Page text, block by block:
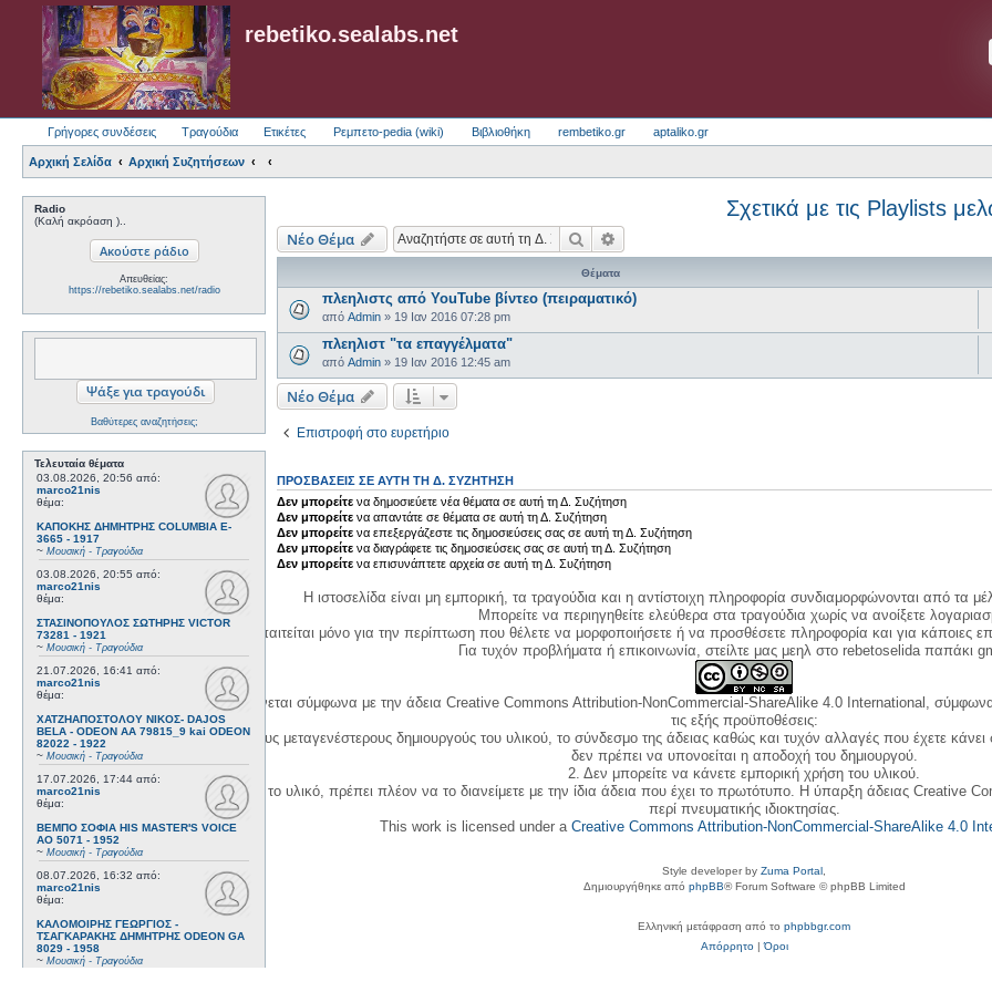
rebetiko.sealabs.net
Γρήγορες συνδέσεις Τραγούδια Ετικέτες Ρεμπετο-pedia (wiki) Βιβλιοθήκη rembetiko.gr aptaliko.gr
Αρχική Σελίδα Αρχική Συζητήσεων
Radio
(Καλή ακρόαση )..
Απευθείας:
https://rebetiko.sealabs.net/radio
Βαθύτερες αναζητήσεις;
Τελευταία θέματα
03.08.2026, 20:56 από:
marco21nis
θέμα:
ΚΑΠΟΚΗΣ ΔΗΜΗΤΡΗΣ COLUMBIA E-
3665 - 1917
~ Μουσική - Τραγούδια
03.08.2026, 20:55 από:
marco21nis
θέμα:
ΣΤΑΣΙΝΟΠΟΥΛΟΣ ΣΩΤΗΡΗΣ VICTOR
73281 - 1921
~ Μουσική - Τραγούδια
21.07.2026, 16:41 από:
marco21nis
θέμα:
ΧΑΤΖΗΑΠΟΣΤΟΛΟΥ ΝΙΚΟΣ- DAJOS
BELA - ODEON AA 79815_9 kai ODEON
82022 - 1922
~ Μουσική - Τραγούδια
17.07.2026, 17:44 από:
marco21nis
θέμα:
ΒΕΜΠΟ ΣΟΦΙΑ HIS MASTER'S VOICE
AO 5071 - 1952
~ Μουσική - Τραγούδια
08.07.2026, 16:32 από:
marco21nis
θέμα:
ΚΑΛΟΜΟΙΡΗΣ ΓΕΩΡΓΙΟΣ -
ΤΣΑΓΚΑΡΑΚΗΣ ΔΗΜΗΤΡΗΣ ODEON GA
8029 - 1958
~ Μουσική - Τραγούδια
Σχετικά με τις Playlists
Νέο Θέμα Αναζήτηση
Θέματα
πλεηλιστς από YouTube βίντεο (πειραματικό)
από Admin » 19 Ιαν 2016 07:28 pm
πλεηλιστ "τα επαγγέλματα"
από Admin » 19 Ιαν 2016 12:45 am
Νέο Θέμα
Επιστροφή στο ευρετήριο
ΠΡΟΣΒΆΣΕΙΣ ΣΕ ΑΥΤΉ ΤΗ Δ. ΣΥΖΉΤΗΣΗ
Δεν μπορείτε να δημοσιεύετε νέα θέματα σε αυτή τη Δ. Συζήτηση
Δεν μπορείτε να απαντάτε σε θέματα σε αυτή τη Δ. Συζήτηση
Δεν μπορείτε να επεξεργάζεστε τις δημοσιεύσεις σας σε αυτή τη Δ. Συζήτηση
Δεν μπορείτε να διαγράφετε τις δημοσιεύσεις σας σε αυτή τη Δ. Συζήτηση
Δεν μπορείτε να επισυνάπτετε αρχεία σε αυτή τη Δ. Συζήτηση
Η ιστοσελίδα είναι μη εμπορική, τα τραγούδια και η αντίστοιχη πληροφορία συνδιαμορφώνονται από τα
Μπορείτε να περιηγηθείτε ελεύθερα στα τραγούδια χωρίς να ανοίξετε
Η δημιουργία λογαριασμού απαιτείται μόνο για την περίπτωση που θέλετε να μορφοποιήσετε ή να προσθέσετε πληροφορία και για κάποιες
Για τυχόν προβλήματα ή επικοινωνία, στείλτε μας μεηλ στο rebetoselida παπάκι
Η χρήση του υλικού της σελίδας γίνεται σύμφωνα με την άδεια Creative Commons Attribution-NonCommercial-ShareAlike 4.0 International, σύμφωνα
τις εξής προϋποθέσεις:
1. Να αναφέρετε τον αρχικό και τους μεταγενέστερους δημιουργούς του υλικού, το σύνδεσμο της άδειας καθώς και τυχόν αλλαγές που έχετε
δεν πρέπει να υπονοείται η αποδοχή του δημιουργού.
2. Δεν μπορείτε να κάνετε εμπορική χρήση του υλικού.
3. Αν διασκευάσετε με κάθε τρόπο το υλικό, πρέπει πλέον να το διανείμετε με την ίδια άδεια που έχει το πρωτότυπο. Η ύπαρξη άδειας Creative
περί πνευματικής ιδιοκτησίας.
This work is licensed under a Creative Commons Attribution-NonCommercial-ShareAlike 4.0
Style developer by Zuma Portal
Δημιουργήθηκε από phpBB® Forum Software © phpBB Limited
Ελληνική μετάφραση από το phpbbgr.com
Απόρρητο|Όροι